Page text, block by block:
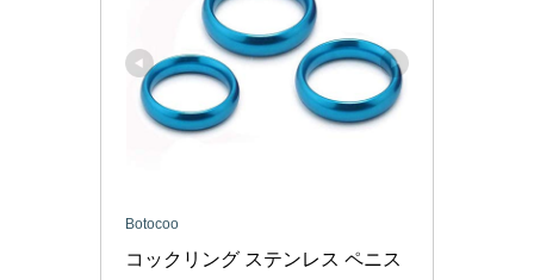
Botocoo
コックリング ステンレス ペニス